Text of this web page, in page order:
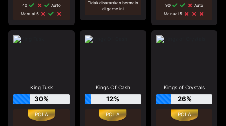
40
Auto
Manual 5
Tidak disarankan bermain
di game ini
90
Auto
Manual 5
King Tusk
30%
Kings Of Cash
12%
Kings of Crystals
26%